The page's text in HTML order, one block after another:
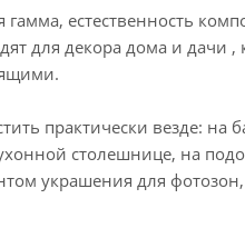
естественность
для декора дома и дачи ,
практически везде: на
столешнице, на
украшения для